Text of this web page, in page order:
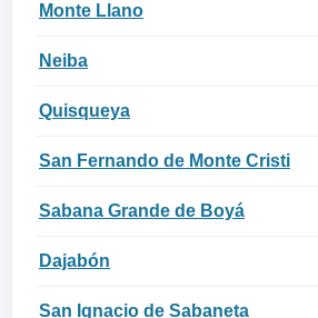
Monte Llano
Neiba
Quisqueya
San Fernando de Monte Cristi
Sabana Grande de Boyá
Dajabón
San Ignacio de Sabaneta